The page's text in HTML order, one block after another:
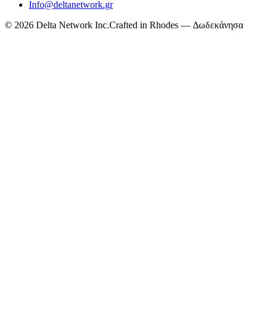
Info@deltanetwork.gr
© 2026 Delta Network Inc.Crafted in Rhodes — Δωδεκάνησα